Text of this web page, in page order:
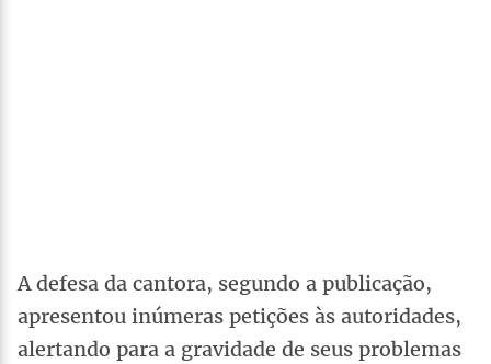
A defesa da cantora, segundo a publicação,
apresentou inúmeras petições às autoridades,
alertando para a gravidade de seus problemas